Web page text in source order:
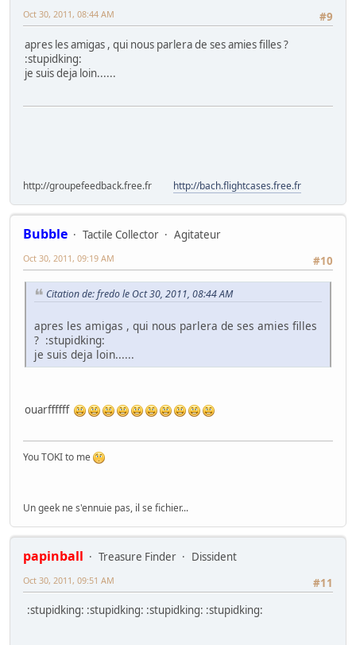
#9
Oct 30, 2011, 08:44 AM
apres les amigas , qui nous parlera de ses amies filles ?
:stupidking:
je suis deja loin......
http://groupefeedback.free.fr http://bach.flightcases.free.fr
Bubble Tactile Collector
Agitateur
#10
Oct 30, 2011, 09:19 AM
Citation de: fredo le Oct 30, 2011, 08:44 AM
apres les amigas , qui nous parlera de ses amies filles
? :stupidking:
je suis deja loin......
ouarffffff
You TOKI to me
Un geek ne s'ennuie pas, il se fichier...
papinball Treasure Finder
Dissident
#11
Oct 30, 2011, 09:51 AM
:stupidking: :stupidking: :stupidking: :stupidking: